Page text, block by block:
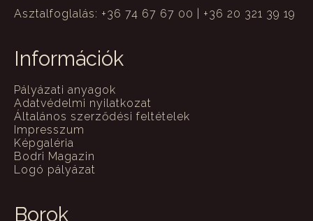
Asztalfoglalás: +36 74 67 67 00 | +36 20 321 39 19
Információk
Pályázati anyagok
Adatvédelmi nyilatkozat
Általános szerződési feltételek
Impresszum
Képgaléria
Bodri Magazin
Logó pályázat
Borok